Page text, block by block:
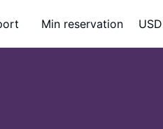
Min reservation USD